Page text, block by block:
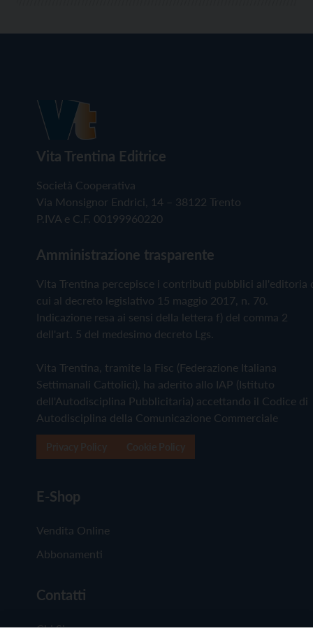
Vita Trentina Editrice
Società Cooperativa
Via Monsignor Endrici, 14 – 38122 Trento
P.IVA e C.F. 00199960220
Amministrazione trasparente
Vita Trentina percepisce i contributi pubblici all'editoria
cui al decreto legislativo 15 maggio 2017, n. 70.
Indicazione resa ai sensi della lettera f) del comma 2
dell'art. 5 del medesimo decreto Lgs.
Vita Trentina, tramite la Fisc (Federazione Italiana
Settimanali Cattolici), ha aderito allo IAP (Istituto
dell'Autodisciplina Pubblicitaria) accettando il Codice di
Autodisciplina della Comunicazione Commerciale
E-Shop
Vendita Online
Abbonamenti
Contatti
Chi Siamo